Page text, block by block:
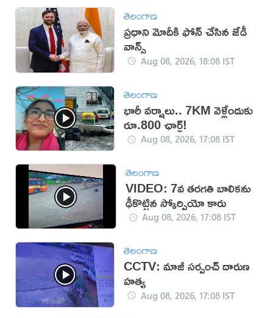
తెలంగాణ
ప్రధాని మోదీకి ఫోన్ చేసిన జేడీ
వాన్స్
Aug 08, 2026, 18:08 IST
తెలంగాణ
భారీ వర్షాలు.. 7KM వెళ్లేందుకు
రూ.800 ఛార్జ్!
Aug 08, 2026, 17:08 IST
తెలంగాణ
VIDEO: 7వ తరగతి బాలికను
ఢీకొట్టిన స్కోర్పియో కారు
Aug 08, 2026, 17:08 IST
తెలంగాణ
CCTV: మాజీ సర్పంచ్ దారుణ
హత్య
Aug 08, 2026, 17:08 IST